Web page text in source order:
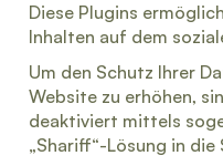
Diese Plugins
Inhalten auf dem
Um den Schutz Ihrer
Website zu erhöhen,
deaktiviert mittels
„Shariff“-Lösung in